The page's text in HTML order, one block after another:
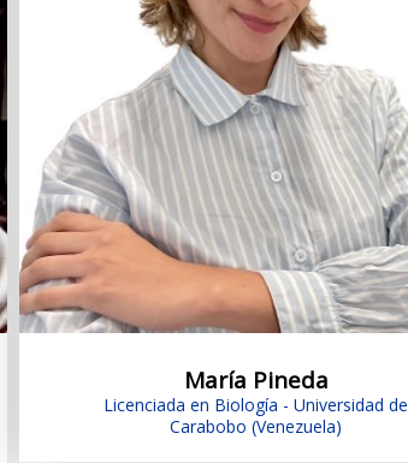
María Pineda
Licenciada en Biología - Universidad de
Carabobo (Venezuela)